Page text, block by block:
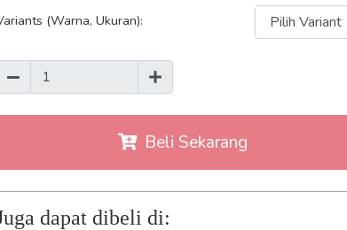
(Warna, Ukuran):
Beli Sekarang
dapat dibeli di: